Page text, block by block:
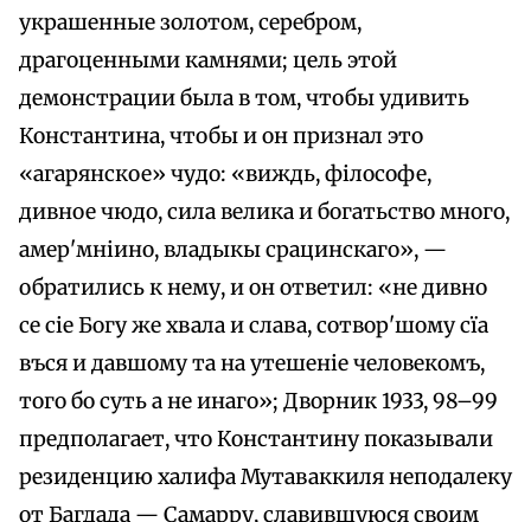
украшенные золотом, серебром,
драгоценными камнями; цель этой
демонстрации была в том, чтобы удивить
Константина, чтобы и он признал это
«агарянское» чудо: «виждь, філософе,
дивное чюдо, сила велика и богатьство много,
амер'мнiино, владыкы срацинскаго», —
обратились к нему, и он ответил: «не дивно
се сiе Богу же хвала и слава, сотвор'шому cïa
въся и давшому та на утешеніе человекомъ,
того бо суть а не инаго»; Дворник 1933, 98–99
предполагает, что Константину показывали
резиденцию халифа Мутаваккиля неподалеку
от Багдада — Самарру, славившуюся своим